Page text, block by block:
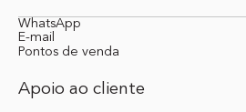
Apoio ao cliente
WhatsApp
E-mail
Pontos de venda